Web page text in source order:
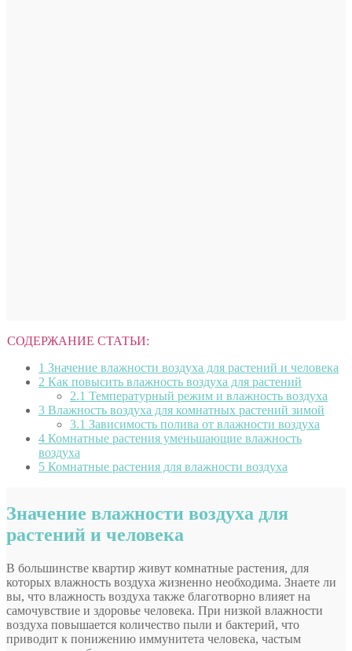
СОДЕРЖАНИЕ СТАТЬИ:
1 Значение влажности воздуха для растений и человека
2 Как повысить влажность воздуха для растений
2.1 Температурный режим и влажность воздуха
3 Влажность воздуха для комнатных растений зимой
3.1 Зависимость полива от влажности воздуха
4 Комнатные растения уменьшающие влажность
воздуха
5 Комнатные растения для влажности воздуха
Значение влажности воздуха для
растений и человека
В большинстве квартир живут комнатные растения, для
которых влажность воздуха жизненно необходима. Знаете ли
вы, что влажность воздуха также благотворно влияет на
самочувствие и здоровье человека. При низкой влажности
воздуха повышается количество пыли и бактерий, что
приводит к понижению иммунитета человека, частым